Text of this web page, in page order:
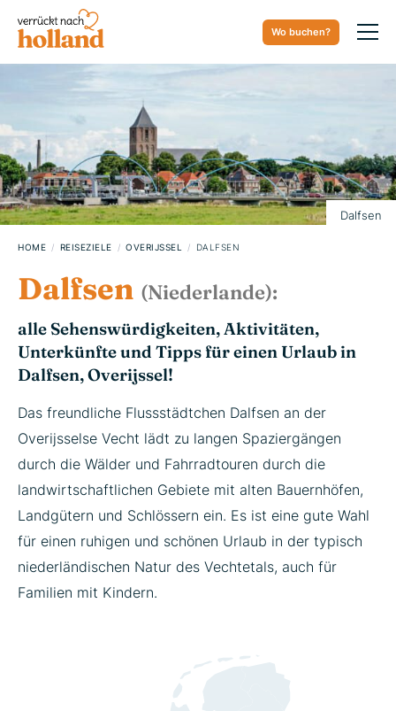
Wo buchen?
Dalfsen
HOME REISEZIELE OVERIJSSEL DALFSEN
Dalfsen (Niederlande):
alle Sehenswürdigkeiten, Aktivitäten,
Unterkünfte und Tipps für einen Urlaub in
Dalfsen, Overijssel!
Das freundliche Flussstädtchen Dalfsen an der
Overijsselse Vecht lädt zu langen Spaziergängen
durch die Wälder und Fahrradtouren durch die
landwirtschaftlichen Gebiete mit alten Bauernhöfen,
Landgütern und Schlössern ein. Es ist eine gute Wahl
für einen ruhigen und schönen Urlaub in der typisch
niederländischen Natur des Vechtetals, auch für
Familien mit Kindern.
07. JANUAR 2024